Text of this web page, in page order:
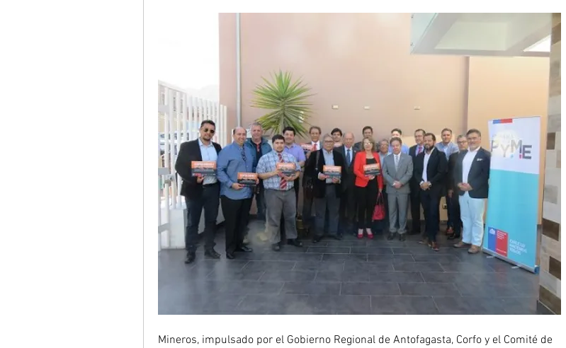
Mineros, impulsado por el Gobierno Regional de Antofagasta, Corfo y el Comité de